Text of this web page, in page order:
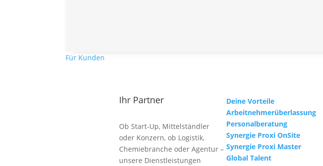
Für Kunden
Ihr Partner
Ob Start-Up, Mittelständler
oder Konzern, ob Logistik,
Chemiebranche oder Agentur –
unsere Dienstleistungen
Deine Vorteile
Arbeitnehmerüberlassung
Personalberatung
Synergie Proxi OnSite
Synergie Proxi Master
Global Talent